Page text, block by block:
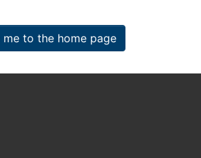
me to the home page